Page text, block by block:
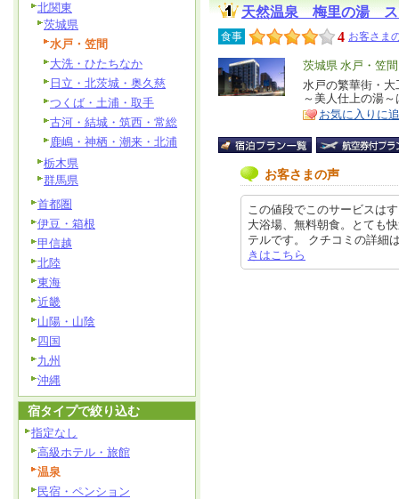
天然温泉 梅里の湯 ス
食事 4 お客さま
エ
リ
ア
茨城県 水戸・笠間
特
徴
水戸の繁華街・
～美人仕上の湯
お気に入りに
お客さまの声
この値段でこのサービスは
大浴場、無料朝食。とても
テルです。 クチコミの詳
きはこちら
北関東
茨城県
水戸・笠間
大洗・ひたちなか
日立・北茨城・奥久慈
つくば・土浦・取手
古河・結城・筑西・常総
鹿嶋・神栖・潮来・北浦
栃木県
群馬県
首都圏
伊豆・箱根
甲信越
北陸
東海
近畿
山陽・山陰
四国
九州
沖縄
宿タイプで絞り込む
指定なし
高級ホテル・旅館
温泉
民宿・ペンション